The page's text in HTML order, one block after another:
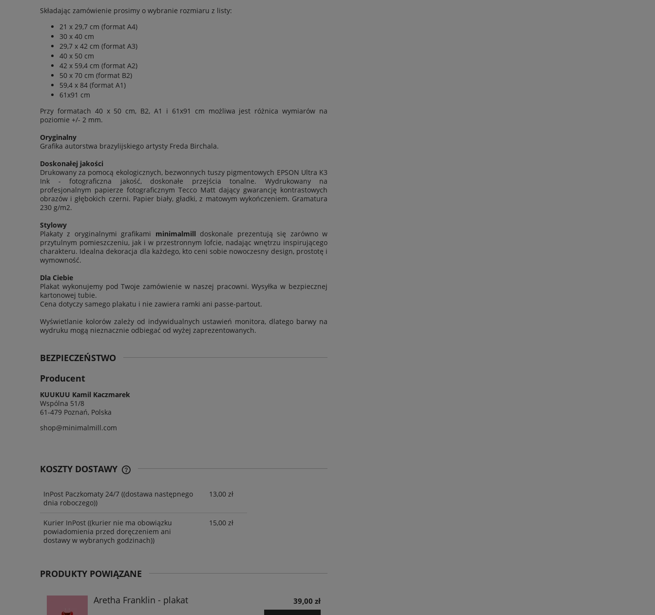
Składając zamówienie prosimy o wybranie rozmiaru z listy:
21 x 29,7 cm (format A4)
30 x 40 cm
29,7 x 42 cm (format A3)
40 x 50 cm
42 x 59,4 cm (format A2)
50 x 70 cm (format B2)
59,4 x 84 (format A1)
61x91 cm
Przy formatach 40 x 50 cm, B2, A1 i 61x91 cm możliwa jest różnica wymiarów na
poziomie +/- 2 mm.
Oryginalny
Grafika autorstwa brazylijskiego artysty Freda Birchala.
Doskonałej jakości
Drukowany za pomocą ekologicznych, bezwonnych tuszy pigmentowych EPSON Ultra K3
Ink - fotograficzna jakość, doskonałe przejścia tonalne. Wydrukowany na
profesjonalnym papierze fotograficznym Tecco Matt dający gwarancję kontrastowych
obrazów i głębokich czerni. Papier biały, gładki, z matowym wykończeniem. Gramatura
230 g/m2.
Stylowy
Plakaty z oryginalnymi grafikami minimalmill doskonale prezentują się zarówno w
przytulnym pomieszczeniu, jak i w przestronnym lofcie, nadając wnętrzu inspirującego
charakteru. Idealna dekoracja dla każdego, kto ceni sobie nowoczesny design, prostotę i
wymowność.
Dla Ciebie
Plakat wykonujemy pod Twoje zamówienie w naszej pracowni. Wysyłka w bezpiecznej
kartonowej tubie.
Cena dotyczy samego plakatu i nie zawiera ramki ani passe-partout.
Wyświetlanie kolorów zależy od indywidualnych ustawień monitora, dlatego barwy na
wydruku mogą nieznacznie odbiegać od wyżej zaprezentowanych.
BEZPIECZEŃSTWO
Producent
KUUKUU Kamil Kaczmarek
Wspólna 51/8
61-479 Poznań, Polska
shop@minimalmill.com
KOSZTY DOSTAWY
InPost Paczkomaty 24/7 ((dostawa następnego
dnia roboczego))
13,00 zł
Kurier InPost ((kurier nie ma obowiązku
powiadomienia przed doręczeniem ani
dostawy w wybranych godzinach))
15,00 zł
PRODUKTY POWIĄZANE
Aretha Franklin - plakat 39,00 zł